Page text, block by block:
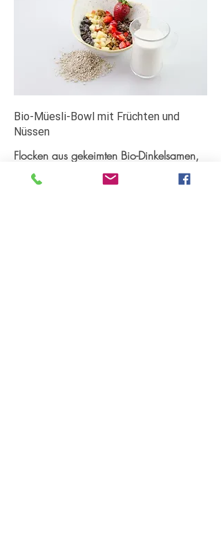
Bio-Müesli-Bowl mit Früchten und
Nüssen
Flocken aus gekeimten Bio-Dinkelsamen,
Bio-Roggensamen, Bio Sprouted
Buchweizen, Bio-Rosinen, Bio-Goji, Bio-